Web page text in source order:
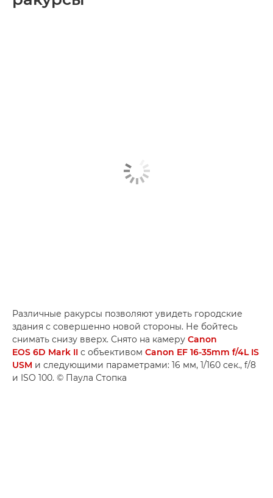
Различные ракурсы позволяют увидеть городские
здания с совершенно новой стороны. Не бойтесь
снимать снизу вверх. Снято на камеру Canon
EOS 6D Mark II с объективом Canon EF 16-35mm f/4L IS
USM и следующими параметрами: 16 мм, 1/160 сек., f/8
и ISO 100. © Паула Стопка